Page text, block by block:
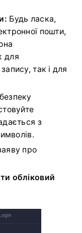
Будь ласка,
пошти,
для
так і для
з
про
обліковий